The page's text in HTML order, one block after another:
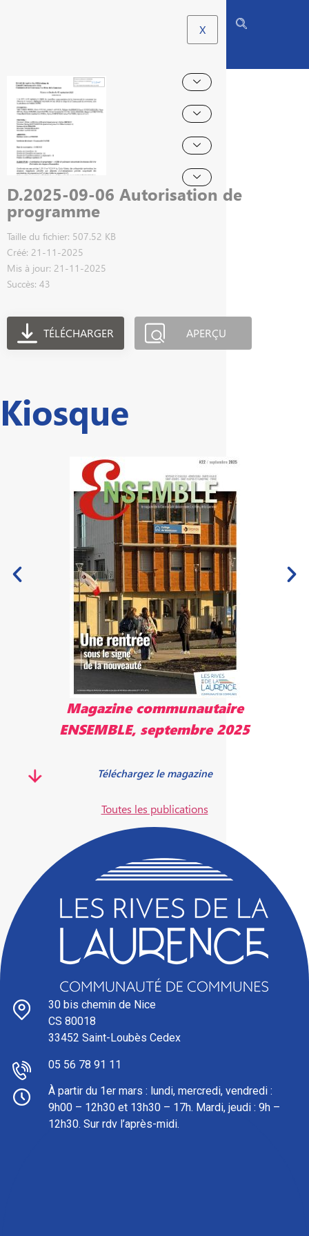
X
D.2025-09-06 Autorisation de
programme
Taille du fichier: 507.52 KB
Créé: 21-11-2025
Mis à jour: 21-11-2025
Succès: 43
TÉLÉCHARGER APERÇU
30 bis chemin de Nice
CS 80018
33452 Saint-Loubès Cedex
05 56 78 91 11
À partir du 1er mars : l undi, mercredi, vendredi :
9h00 – 12h30 et 13h30 – 17h. Mardi, jeudi : 9h –
12h30. Sur rdv l’après-midi.
Kiosque
Magazine communautaire
ENSEMBLE, septembre 2025
Téléchargez le magazine
Toutes les publications